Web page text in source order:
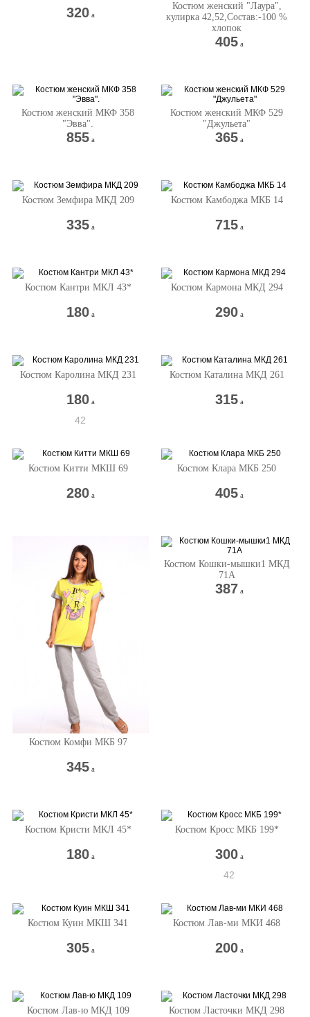
320 a
Костюм женский "Лаура",
кулирка 42,52,Состав:-100 %
хлопок
405 a
Костюм женский МКФ 358
"Эвва".
855 a
Костюм женский МКФ 529
"Джульета"
365 a
Костюм Земфира МКД 209
335 a
Костюм Камбоджа МКБ 14
715 a
Костюм Кантри МКЛ 43*
180 a
Костюм Кармона МКД 294
290 a
Костюм Каролина МКД 231
180 a
42
Костюм Каталина МКД 261
315 a
Костюм Китти МКШ 69
280 a
Костюм Клара МКБ 250
405 a
Костюм Комфи МКБ 97
345 a
Костюм Кошки-мышки1 МКД
71А
387 a
Костюм Кристи МКЛ 45*
180 a
Костюм Кросс МКБ 199*
300 a
42
Костюм Куин МКШ 341
305 a
Костюм Лав-ми МКИ 468
200 a
Костюм Лав-ю МКД 109 Костюм Ласточки МКД 298